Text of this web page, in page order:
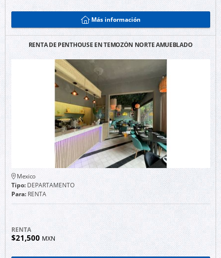
Más información
RENTA DE PENTHOUSE EN TEMOZÓN NORTE AMUEBLADO
Mexico
Tipo:DEPARTAMENTO
Para:RENTA
RENTA
$21,500 MXN